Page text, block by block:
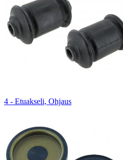
4 - Etuakseli, Ohjaus